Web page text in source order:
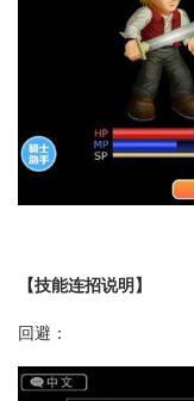
【技能连招说明】
回避：